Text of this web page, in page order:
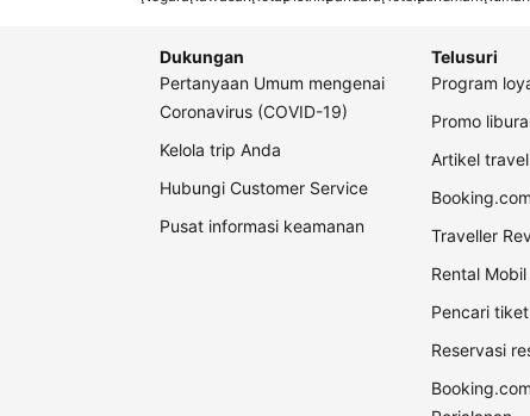
Dukungan
Pertanyaan Umum mengenai
Coronavirus (COVID-19)
Kelola trip Anda
Hubungi Customer Service
Pusat informasi keamanan
Telusuri
Program
Promo
Artikel travel
Traveller
Rental Mobil
Pencari
Reservasi